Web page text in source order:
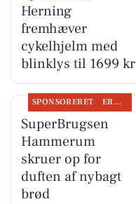
Herning
fremhæver
cykelhjelm med
blinklys til 1699 kr
SPONSORERET ERHVERV
SuperBrugsen
Hammerum
skruer op for
duften af nybagt
brød